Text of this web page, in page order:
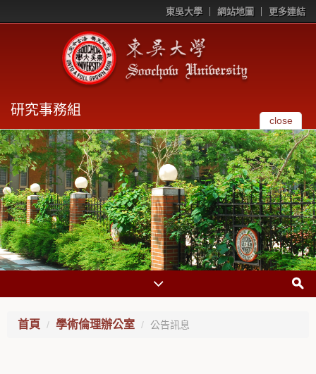
東吳大學 網站地圖 更多連結
研究事務組
close
首頁 學術倫理辦公室 公告訊息